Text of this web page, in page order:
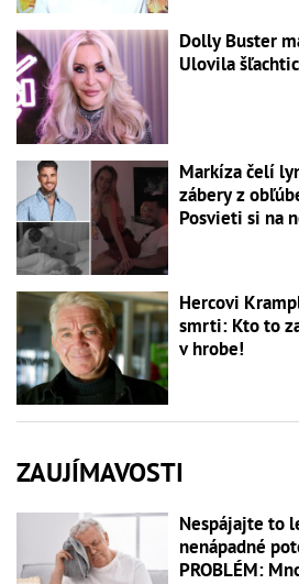
Dolly Buster
Ulovila
Markíza čelí
zábery z
Hercovi
smrti: Kto to
v hrobe!
ZAUJÍMAVOSTI
Nespájajte to
nenápadné
PROBLÉM: